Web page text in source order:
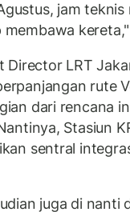
jam
membawa
Director LRT
rute
dari rencana
Stasiun
sentral
juga di nanti